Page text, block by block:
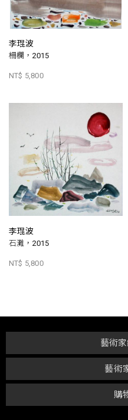
李琨波
柵欄，2015
NT$ 5,800
李琨波
石灘，2015
NT$ 5,800
購
藝術
藝術